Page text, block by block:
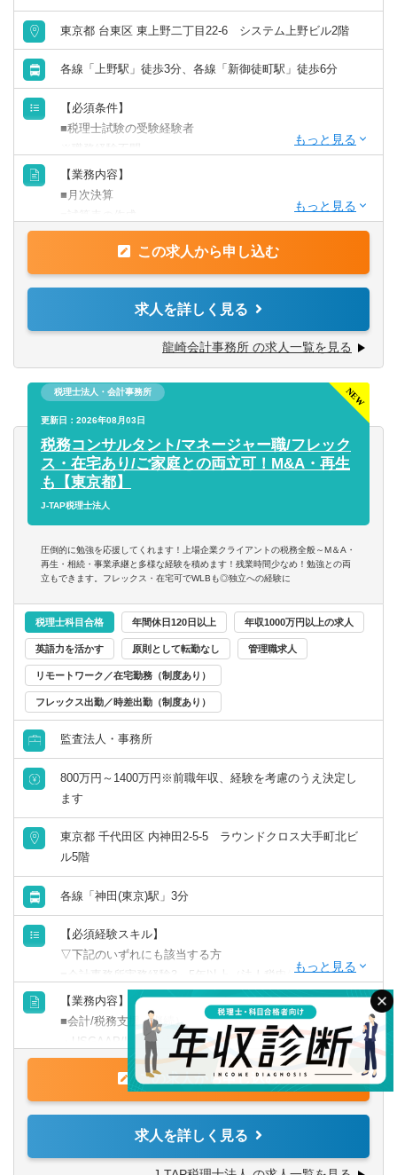
東京都 台東区 東上野二丁目22-6 システム上野ビル2階
各線「上野駅」徒歩3分、各線「新御徒町駅」徒歩6分
【必須条件】
■税理士試験の受験経験者
※新卒・第二新卒の方、歓迎いたします
■誰とでも円滑にコミュニケーションをとれる方
■意欲はあるが経験がないのが不安な方
■接客業経験者の方（事務系の仕事が未経験で来られた方が
たくさん事務所内にいます）
■新しい物事にチャレンジしたい方
【業務内容】
■月次決算
■給与計算
■各種申告書作成
■巡回業務
※コンサルティング業務を覚え、医療法人の申請など書類
も作れるようになるには5年は最低かかります。
（担当件数目安：半年終了後 0件、1年目終了時 約2件、2
※入社後にクライアントとはLINE WORKSでのやり取りが
あります。
同社は働きやすい環境づくりに力を入れています。一方
で、業務中は単なる作業ではなく、思考力や主体性が求め
られる場面も多く、やりがいを感じられる仕事です。
■弥生
■達人
この求人から申し込む
求人を詳しく見る
龍崎会計事務所 の求人一覧を見る
税理士法人・会計事務所
更新日：2026年08月03日
税務コンサルタント/マネージャー職/フレック
ス・在宅あり/ご家庭との両立可！M&A・再生
も【東京都】
J-TAP税理士法人
圧倒的に勉強を応援してくれます！上場企業クライアントの税務全般～M＆A・
再生・相続・事業承継と多様な経験を積めます！残業時間少なめ！勉強との両
立もできます。フレックス・在宅可でWLBも◎独立への経験に
税理士科目合格 年間休日120日以上 年収1000万円以上の求人
英語力を活かす 原則として転勤なし 管理職求人
リモートワーク／在宅勤務（制度あり）
フレックス出勤／時差出勤（制度あり）
監査法人・事務所
800万円～1400万円※前職年収、経験を考慮のうえ決定し
ます
東京都 千代田区 内神田2-5-5 ラウンドクロス大手町北ビ
ル5階
各線「神田(東京)駅」3分
【必須経験スキル】
▽下記のいずれにも該当する方
■会計事務所実務経験3～5年以上（法人税申告書作成経験必
須）
■税理士試験の3科目合格者以上（簿財+法人or消費or相続）
or公認会計士
【歓迎要件】
【求める人材】
■ 謙虚さと素直さがある方（コミュニケーションと協力）
【業務内容】
■会計/税務支援（継続）
・USGAAP/IFRS対応/連結を含む決算業務
・各種任意/法定監査
・税務顧問（税務相談）
・法人税/消費税/償却資産税の申告代行
・資産税（相続対策）コンサルティング
この求人から申し込む
求人を詳しく見る
検索する